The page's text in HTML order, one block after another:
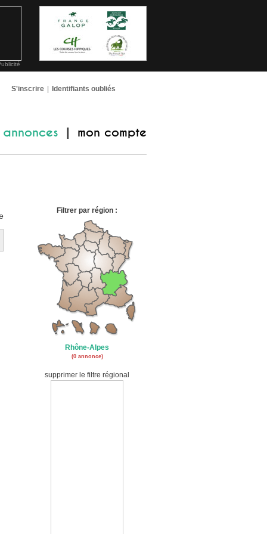
S'inscrire Identifiants oubliés
annonces mon compte
Filtrer par région :
Rhône-Alpes
(0 annonce)
supprimer le filtre régional